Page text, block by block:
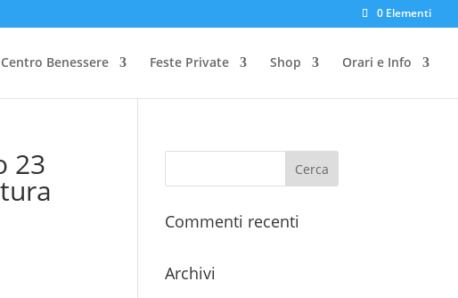
0 Elementi
Centro Benessere Feste Private Shop Orari e Info
23
Commenti recenti
Archivi